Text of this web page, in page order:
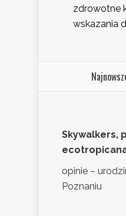
zdrowotne
wskazania
Skywalkers,
opinie –
Poznaniu